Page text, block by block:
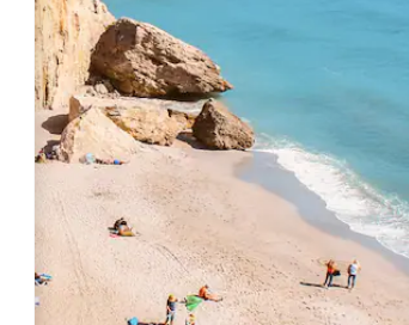
le haut et vers le bas pour les parcourir ou en